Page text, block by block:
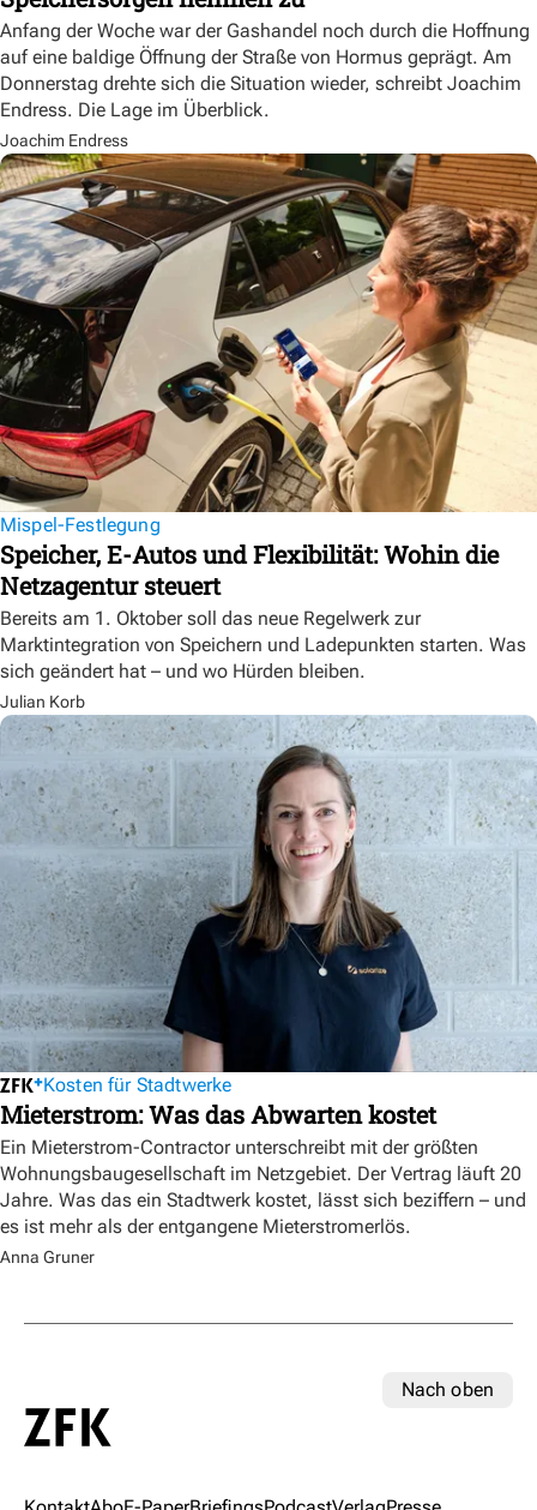
Anfang der Woche war der Gashandel noch durch die Hoffnung
auf eine baldige Öffnung der Straße von Hormus geprägt. Am
Donnerstag drehte sich die Situation wieder, schreibt Joachim
Endress. Die Lage im Überblick.
Joachim Endress
Mispel-Festlegung
Speicher, E-Autos und Flexibilität: Wohin die
Netzagentur steuert
Bereits am 1. Oktober soll das neue Regelwerk zur
Marktintegration von Speichern und Ladepunkten starten. Was
sich geändert hat – und wo Hürden bleiben.
Julian Korb
Kosten für Stadtwerke
Mieterstrom: Was das Abwarten kostet
Ein Mieterstrom-Contractor unterschreibt mit der größten
Wohnungsbaugesellschaft im Netzgebiet. Der Vertrag läuft 20
Jahre. Was das ein Stadtwerk kostet, lässt sich beziffern – und
es ist mehr als der entgangene Mieterstromerlös.
Anna Gruner
Nach oben